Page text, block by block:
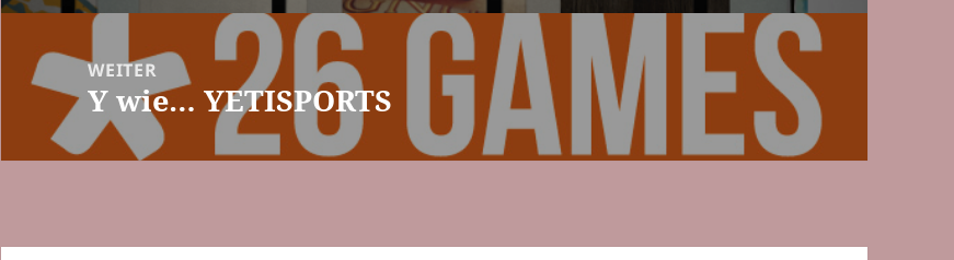
WEITER
Nächster
Beitrag:
Y wie… YETISPORTS